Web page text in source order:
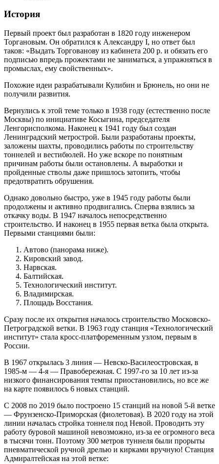
История
Первый проект был разработан в 1820 году инженером
Торгановым. Он обратился к Александру I, но ответ был
таков: «Выдать Торгованову из кабинета 200 р. и обязать его
подписью впредь прожектами не заниматься, а упражняться в
промыслах, ему свойственных».
Похожие идеи разрабатывали Кулибин и Брюнель, но они не
получили развития.
Вернулись к этой теме только в 1938 году (естественно после
Москвы) по инициативе Косыгина, председателя
Ленгорисполкома. Наконец к 1941 году был создан
Ленинградский метрострой. Были разработаны проекты,
заложены шахты, проводились работы по строительству
тоннелей и вестибюлей. Но уже вскоре по понятным
причинам работы были остановлены. А выработки и
пройденные стволы даже пришлось затопить, чтобы
предотвратить обрушения.
Однако довольно быстро, уже в 1945 году работы были
продолжены и активно продвигались. Сперва взялись за
откачку воды. В 1947 началось непосредственно
строительство. И наконец в 1955 первая ветка была открыта.
Первыми станциями были:
Автово (панорама ниже).
Кировский завод.
Нарвская.
Балтийская.
Технологический институт.
Владимирская.
Площадь Восстания.
Сразу после их открытия началось строительство Московско-
Петроградской ветки. В 1963 году станция «Технологический
институт» стала кросс-платфоременным узлом, первым в
России.
В 1967 открылась 3 линия — Невско-Василеостровская, в
1985-м — 4-я — Правобережная. С 1997-го за 10 лет из-за
низкого финансирования темпы приостановились, но все же
на карте появилось 6 новых станций.
С 2008 по 2019 было построено 15 станций на новой 5-й ветке
— Фрунзенско-Приморская (фиолетовая). В 2020 году на этой
линии началась стройка тоннеля под Невой. Проводить эту
работу буровой машиной невозможно, из-за ее огромного веса
в тысячи тонн. Поэтому 300 метров туннеля были прорыты
пневматической ручной дрелью и кирками вручную! Станция
Адмиралтейская на этой ветке: